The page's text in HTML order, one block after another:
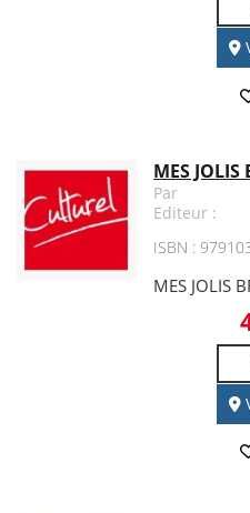
MES JOLIS
Par
Editeur :
ISBN :
MES JOLIS